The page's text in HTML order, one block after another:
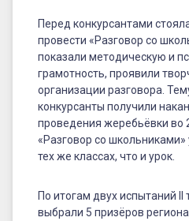
Перед конкурсантами
провести «Разговор со
показали методическую и
грамотность, проявили
организации разговора.
конкурсанты получили
проведения жеребьёвки во
«Разговор со
тех же классах, что и урок.
По итогам двух испытаний
выбрали 5 призёров